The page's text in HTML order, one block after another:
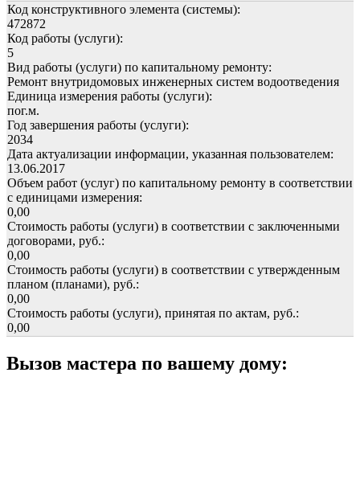
Код конструктивного элемента (системы):
472872
Код работы (услуги):
5
Вид работы (услуги) по капитальному ремонту:
Ремонт внутридомовых инженерных систем водоотведения
Единица измерения работы (услуги):
пог.м.
Год завершения работы (услуги):
2034
Дата актуализации информации, указанная пользователем:
13.06.2017
Объем работ (услуг) по капитальному ремонту в соответствии
с единицами измерения:
0,00
Стоимость работы (услуги) в соответствии с заключенными
договорами, руб.:
0,00
Стоимость работы (услуги) в соответствии с утвержденным
планом (планами), руб.:
0,00
Стоимость работы (услуги), принятая по актам, руб.:
0,00
Вызов мастера по вашему дому: